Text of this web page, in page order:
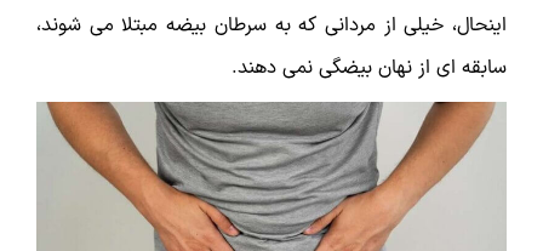
اینحال، خیلی از مردانی که به سرطان بیضه مبتلا می شوند،
سابقه ای از نهان بیضگی نمی دهند.